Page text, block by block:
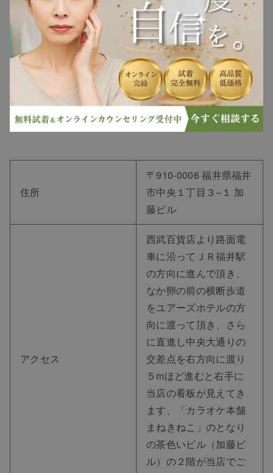
住所
〒910-0006 福井県福井
市中央１丁目３−１ 加
藤ビル
アクセス
西武百貨店より路面電
車に沿ってＪＲ福井駅
の方向に進んで頂き、
なか卵の前の横断歩道
をユアーズホテルの方
向に渡って頂き、さら
に直進し中央大通りの
交差点を右方向に渡り
５mほど進むと右手に
当店の看板が見えてき
ます、「カラオケ本舗
まねきねこ」のとなり
の茶色いビル（加藤ビ
ル）の２階が当店でご